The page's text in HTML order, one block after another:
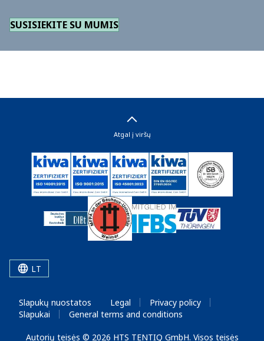
SUSISIEKITE SU MUMIS
Atgal į viršų
LT
Slapukų nuostatos Legal
Privacy policy
Slapukai
General terms and conditions
Autorių teisės © 2026 HTS TENTIQ GmbH. Visos teisės